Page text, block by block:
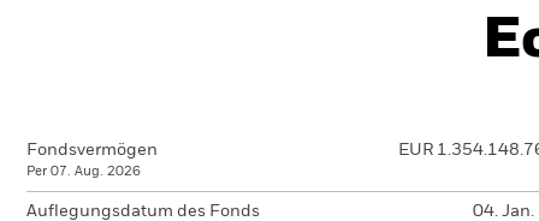
Fondsvermögen
Per 07. Aug. 2026
EUR
Auflegungsdatum des Fonds 04.